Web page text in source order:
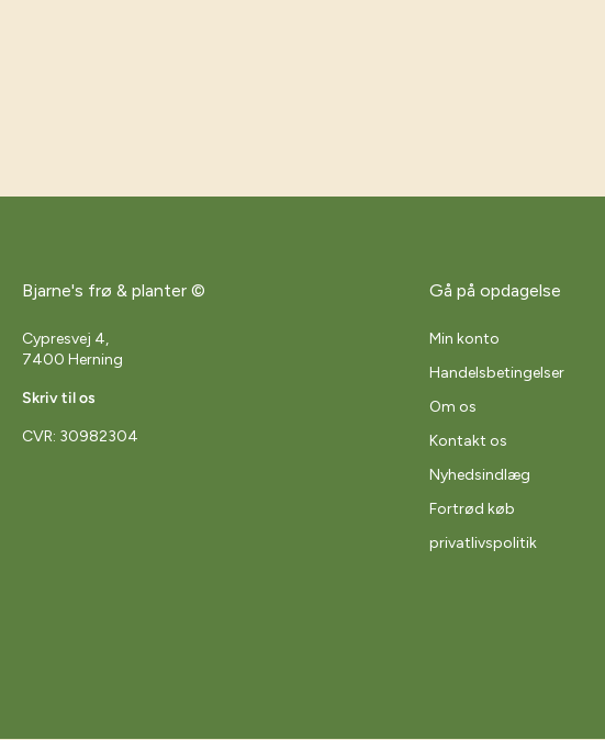
Bjarne's frø & planter ©
Cypresvej 4,
7400 Herning
Skriv til os
CVR: 30982304
Gå på opdagelse
Min konto
Handelsbetingelser
Om os
Kontakt os
Nyhedsindlæg
Fortrød køb
privatlivspolitik